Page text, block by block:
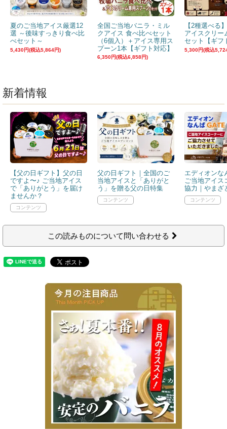
夏のご当地アイス厳選12
選 ～後味すっきり食べ比
べセット～
5,430円(税込5,864円)
全国ご当地バニラ・ミル
クアイス 食べ比べセット
（6個入）＋アイス専用ス
プーン1本【ギフト対応】
6,350円(税込6,858円)
【2種選べる
アイスクリー
セット【ギフ
5,300円(税込
新着情報
【父の日ギフト】父の日
ですよ〜♪ ご当地アイス
で「ありがとう」を届け
ませんか？
父の日ギフト｜全国のご
当地アイスと「ありがと
う」を贈る父の日特集
エディオンな
ご当地アイス
協力｜やまざ
この読みものについて問い合わせる